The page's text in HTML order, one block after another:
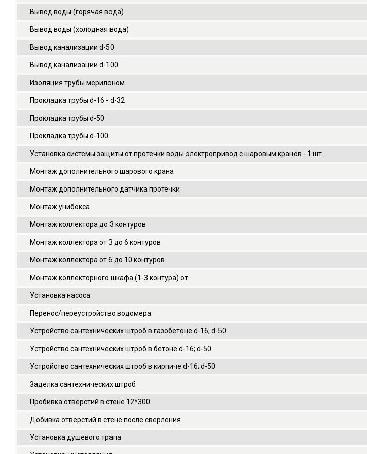
Вывод воды (горячая вода)
Вывод воды (холодная вода)
Вывод канализации d-50
Вывод канализации d-100
Изоляция трубы мерилоном
Прокладка трубы d-16 - d-32
Прокладка трубы d-50
Прокладка трубы d-100
Установка системы защиты от протечки воды электропривод с шаровым кранов - 1 шт.
Монтаж дополнительного шарового крана
Монтаж дополнительного датчика протечки
Монтаж унибокса
Монтаж коллектора до 3 контуров
Монтаж коллектора от 3 до 6 контуров
Монтаж коллектора от 6 до 10 контуров
Монтаж коллекторного шкафа (1-3 контура) от
Установка насоса
Перенос/переустройство водомера
Устройство сантехнических штроб в газобетоне d-16; d-50
Устройство сантехнических штроб в бетоне d-16; d-50
Устройство сантехнических штроб в кирпиче d-16; d-50
Заделка сантехнических штроб
Пробивка отверстий в стене 12*300
Добивка отверстий в стене после сверления
Установка душевого трапа